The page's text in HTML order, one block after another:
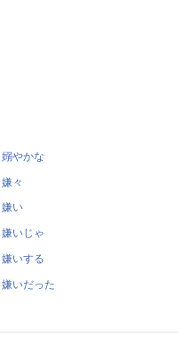
嫋やかな
嫌々
嫌い
嫌いじゃ
嫌いする
嫌いだった